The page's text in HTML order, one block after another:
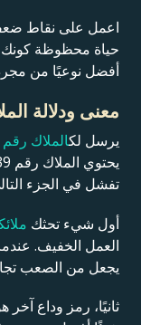
اعمل على نقاط
حياة محظوظة كونك
أفضل نوعيًا من
معنى ودلالة
يرسل لكالملاك رقم 939
تفشل في الجزء
أول شيء تحثك
العمل الخفيف.
يجعل من الصعب